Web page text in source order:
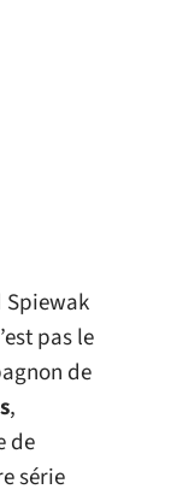
Spiewak
pas le
de
,
de
série